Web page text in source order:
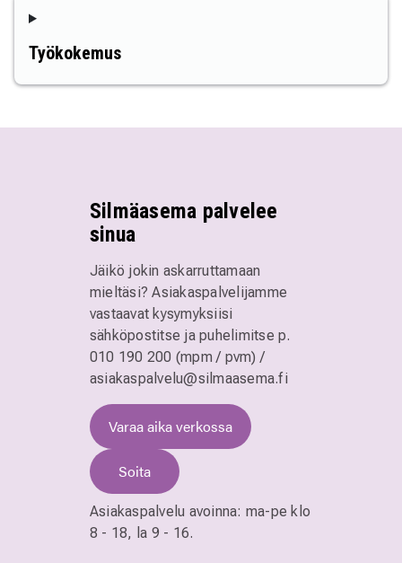
Työkokemus
Silmäasema palvelee
sinua
Jäikö jokin askarruttamaan
mieltäsi? Asiakaspalvelijamme
vastaavat kysymyksiisi
sähköpostitse ja puhelimitsep.
010 190 200 (mpm / pvm)/
asiakaspalvelu@silmaasema.fi
Varaa aika verkossa
Soita
Asiakaspalvelu avoinna: ma-pe klo
8 - 18, la 9 - 16.